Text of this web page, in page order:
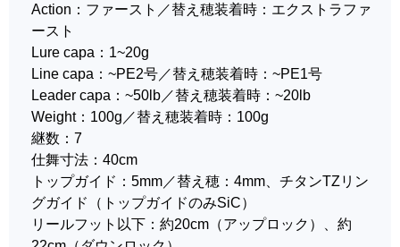
Action：ファースト／替え穂装着時：エクストラファ
ースト
Lure capa：1~20g
Line capa：~PE2号／替え穂装着時：~PE1号
Leader capa：~50lb／替え穂装着時：~20lb
Weight：100g／替え穂装着時：100g
継数：7
仕舞寸法：40cm
トップガイド：5mm／替え穂：4mm、チタンTZリン
グガイド（トップガイドのみSiC）
リールフット以下：約20cm（アップロック）、約